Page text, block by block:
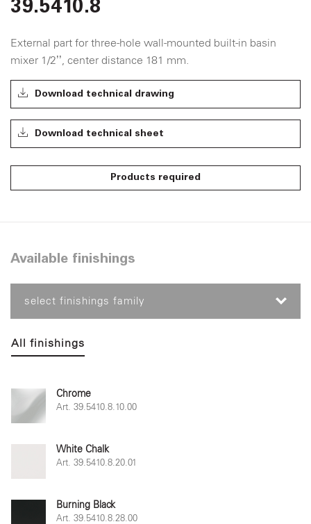
39.5410.8
External part for three-hole wall-mounted built-in basin
mixer 1/2’’, center distance 181 mm.
Download technical drawing
Download technical sheet
Products required
Available finishings
select finishings family
All finishings
Chrome
Art. 39.5410.8.10.00
White Chalk
Art. 39.5410.8.20.01
Burning Black
Art. 39.5410.8.28.00